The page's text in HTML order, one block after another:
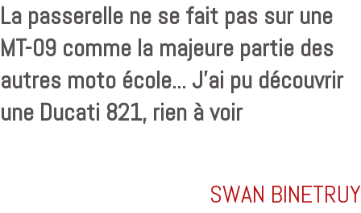
La passerelle ne se fait pas sur une
MT-09 comme la majeure partie des
autres moto école... J'ai pu découvrir
une Ducati 821, rien à voir
SWAN BINETRUY